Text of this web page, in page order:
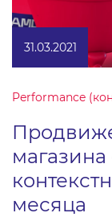
31.03.2021
Performance
месяца